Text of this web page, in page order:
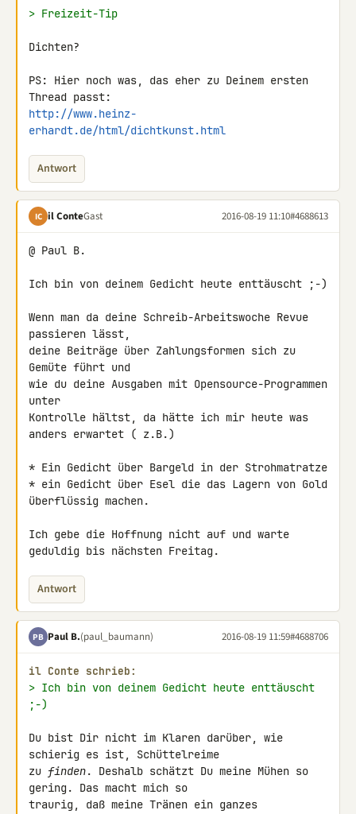
> Freizeit-Tip
Dichten?
PS: Hier noch was, das eher zu Deinem ersten
http://www.heinz-
erhardt.de/html/dichtkunst.html
Antwort
IC il ConteGast 2016-08-19 11:10#4688613
@ Paul B.
Ich bin von deinem Gedicht heute enttäuscht ;-)
Wenn man da deine Schreib-Arbeitswoche Revue
passieren lässt,
deine Beiträge über Zahlungsformen sich zu
Gemüte führt und
wie du deine Ausgaben mit Opensource-Programmen
unter
Kontrolle hältst, da hätte ich mir heute was
anders erwartet ( z.B.)
* Ein Gedicht über Bargeld in der Strohmatratze
* ein Gedicht über Esel die das Lagern von Gold
überflüssig machen.
Ich gebe die Hoffnung nicht auf und warte
geduldig bis nächsten Freitag.
Antwort
PB Paul B.(paul_baumann) 2016-08-19 11:59#4688706
il Conte schrieb:
> Ich bin von deinem Gedicht heute enttäuscht
;-)
Du bist Dir nicht im Klaren darüber, wie
schierig es ist, Schüttelreime
zu finden. Deshalb schätzt Du meine Mühen so
gering. Das macht mich so
traurig, daß meine Tränen ein ganzes